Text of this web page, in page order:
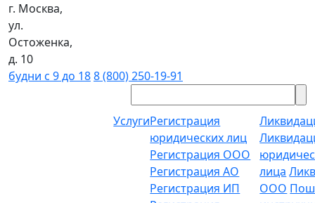
г. Москва,
ул.
Остоженка,
д. 10
будни с 9 до 188 (800) 250-19-91
УслугиРегистрация
юридических лиц
Регистрация ООО
Регистрация АО
Регистрация ИП
лица
ООО